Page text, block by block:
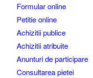
Formular online
Petitie online
Achizitii publice
Achizitii atribuite
Anunturi de participare
Consultarea pietei